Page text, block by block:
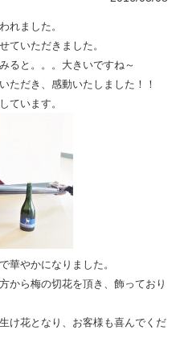
れました。
ていただきました。
ると。。。大きいですね～
ただき、感動いたしました！！
ています。
華やかになりました。
から梅の切花を頂き、飾っており
け花となり、お客様も喜んでくだ